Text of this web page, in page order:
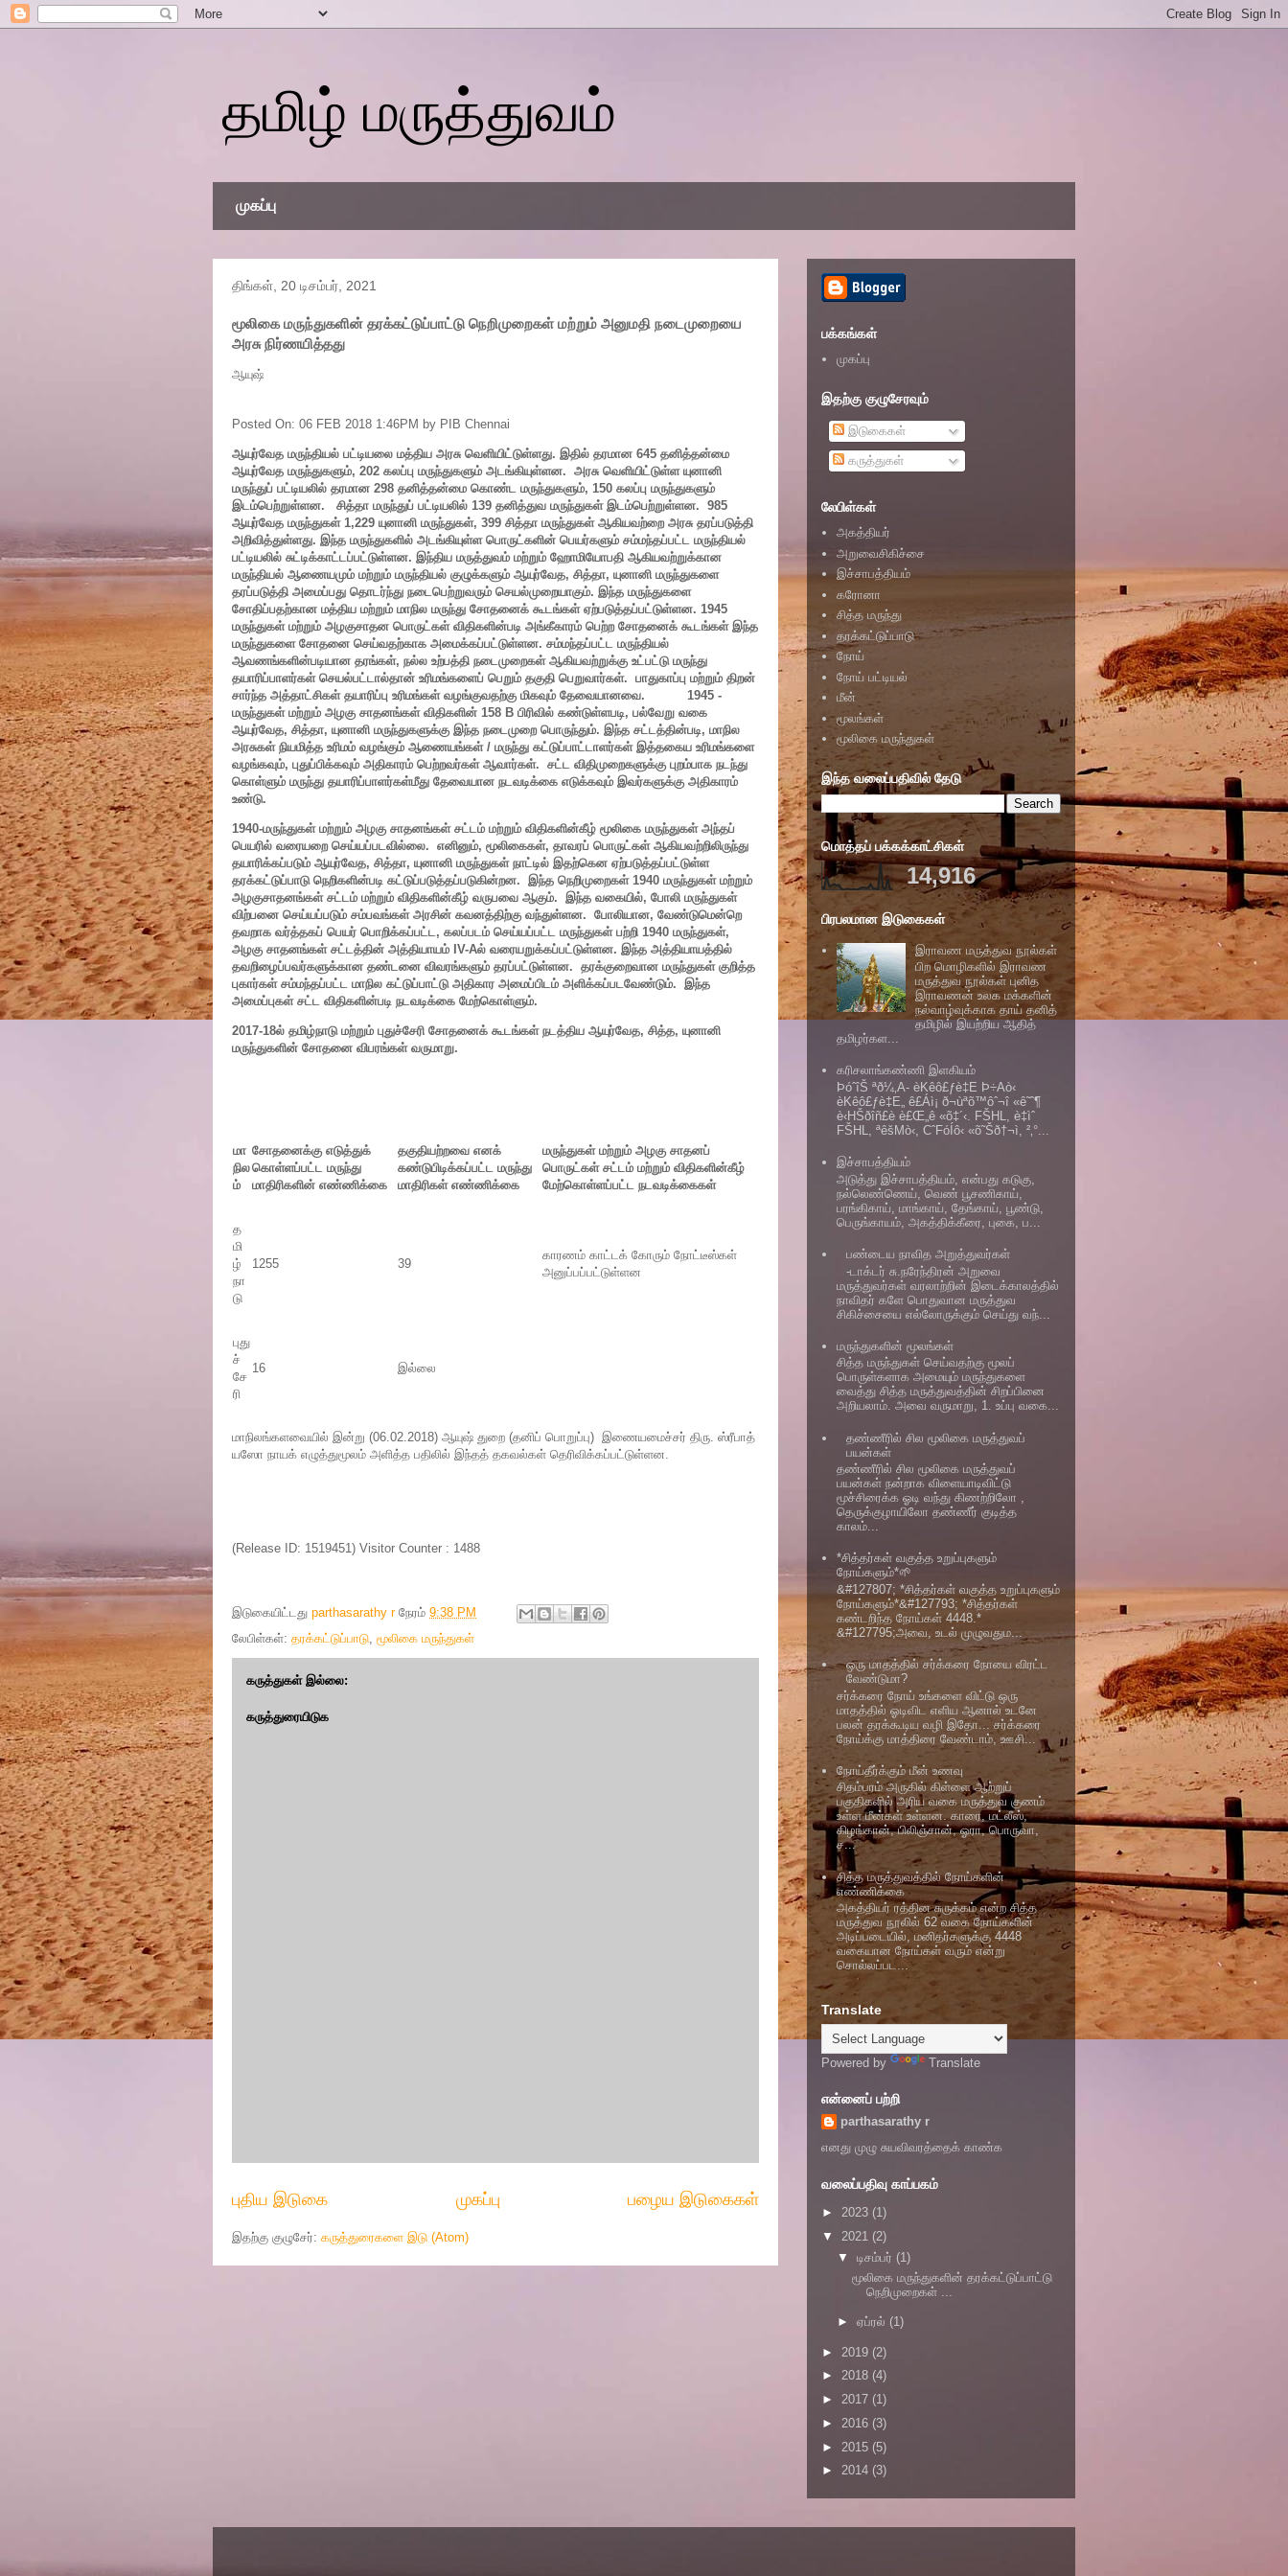
தமிழ் மருத்துவம்
முகப்பு
திங்கள், 20 டிசம்பர், 2021
மூலிகை மருந்துகளின் தரக்கட்டுப்பாட்டு நெறிமுறைகள் மற்றும் அனுமதி நடைமுறையை
அரசு நிர்ணயித்தது
ஆயுஷ்
Posted On: 06 FEB 2018 1:46PM by PIB Chennai
ஆயுர்வேத மருந்தியல் பட்டியலை மத்திய அரசு வெளியிட்டுள்ளது. இதில் தரமான 645 தனித்தன்மை
ஆயுர்வேத மருந்துகளும், 202 கலப்பு மருந்துகளும் அடங்கியுள்ளன. அரசு வெளியிட்டுள்ள யுனானி
மருந்துப் பட்டியலில் தரமான 298 தனித்தன்மை கொண்ட மருந்துகளும், 150 கலப்பு மருந்துகளும்
இடம்பெற்றுள்ளன. சித்தா மருந்துப் பட்டியலில் 139 தனித்துவ மருந்துகள் இடம்பெற்றுள்ளன. 985
ஆயுர்வேத மருந்துகள் 1,229 யுனானி மருந்துகள், 399 சித்தா மருந்துகள் ஆகியவற்றை அரசு தரப்படுத்தி
அறிவித்துள்ளது. இந்த மருந்துகளில் அடங்கியுள்ள பொருட்களின் பெயர்களும் சம்மந்தப்பட்ட மருந்தியல்
பட்டியலில் சுட்டிக்காட்டப்பட்டுள்ளன. இந்திய மருத்துவம் மற்றும் ஹோமியோபதி ஆகியவற்றுக்கான
மருந்தியல் ஆணையமும் மற்றும் மருந்தியல் குழுக்களும் ஆயுர்வேத, சித்தா, யுனானி மருந்துகளை
தரப்படுத்தி அமைப்பது தொடர்ந்து நடைபெற்றுவரும் செயல்முறையாகும். இந்த மருந்துகளை
சோதிப்பதற்கான மத்திய மற்றும் மாநில மருந்து சோதனைக் கூடங்கள் ஏற்படுத்தப்பட்டுள்ளன. 1945
மருந்துகள் மற்றும் அழகுசாதன பொருட்கள் விதிகளின்படி அங்கீகாரம் பெற்ற சோதனைக் கூடங்கள் இந்த
மருந்துகளை சோதனை செய்வதற்காக அமைக்கப்பட்டுள்ளன. சம்மந்தப்பட்ட மருந்தியல்
ஆவணங்களின்படியான தரங்கள், நல்ல உற்பத்தி நடைமுறைகள் ஆகியவற்றுக்கு உட்பட்டு மருந்து
தயாரிப்பாளர்கள் செயல்பட்டால்தான் உரிமங்களைப் பெறும் தகுதி பெறுவார்கள். பாதுகாப்பு மற்றும் திறன்
சார்ந்த அத்தாட்சிகள் தயாரிப்பு உரிமங்கள் வழங்குவதற்கு மிகவும் தேவையானவை. 1945 -
மருந்துகள் மற்றும் அழகு சாதனங்கள் விதிகளின் 158 B பிரிவில் கண்டுள்ளபடி, பல்வேறு வகை
ஆயுர்வேத, சித்தா, யுனானி மருந்துகளுக்கு இந்த நடைமுறை பொருந்தும். இந்த சட்டத்தின்படி, மாநில
அரசுகள் நியமித்த உரிமம் வழங்கும் ஆணையங்கள் / மருந்து கட்டுப்பாட்டாளர்கள் இத்தகைய உரிமங்களை
வழங்கவும், புதுப்பிக்கவும் அதிகாரம் பெற்றவர்கள் ஆவார்கள். சட்ட விதிமுறைகளுக்கு புறம்பாக நடந்து
கொள்ளும் மருந்து தயாரிப்பாளர்கள்மீது தேவையான நடவடிக்கை எடுக்கவும் இவர்களுக்கு அதிகாரம்
உண்டு.
1940-மருந்துகள் மற்றும் அழகு சாதனங்கள் சட்டம் மற்றும் விதிகளின்கீழ் மூலிகை மருந்துகள் அந்தப்
பெயரில் வரையறை செய்யப்படவில்லை. எனினும், மூலிகைகள், தாவரப் பொருட்கள் ஆகியவற்றிலிருந்து
தயாரிக்கப்படும் ஆயுர்வேத, சித்தா, யுனானி மருந்துகள் நாட்டில் இதற்கென ஏற்படுத்தப்பட்டுள்ள
தரக்கட்டுப்பாடு நெறிகளின்படி கட்டுப்படுத்தப்படுகின்றன. இந்த நெறிமுறைகள் 1940 மருந்துகள் மற்றும்
அழகுசாதனங்கள் சட்டம் மற்றும் விதிகளின்கீழ் வருபவை ஆகும். இந்த வகையில், போலி மருந்துகள்
விற்பனை செய்யப்படும் சம்பவங்கள் அரசின் கவனத்திற்கு வந்துள்ளன. போலியான, வேண்டுமென்றெ
தவறாக வர்த்தகப் பெயர் பொறிக்கப்பட்ட, கலப்படம் செய்யப்பட்ட மருந்துகள் பற்றி 1940 மருந்துகள்,
அழகு சாதனங்கள் சட்டத்தின் அத்தியாயம் IV-Aல் வரையறுக்கப்பட்டுள்ளன. இந்த அத்தியாயத்தில்
தவறிழைப்பவர்களுக்கான தண்டனை விவரங்களும் தரப்பட்டுள்ளன. தரக்குறைவான மருந்துகள் குறித்த
புகார்கள் சம்மந்தப்பட்ட மாநில கட்டுப்பாட்டு அதிகார அமைப்பிடம் அளிக்கப்படவேண்டும். இந்த
அமைப்புகள் சட்ட விதிகளின்படி நடவடிக்கை மேற்கொள்ளும்.
2017-18ல் தமிழ்நாடு மற்றும் புதுச்சேரி சோதனைக் கூடங்கள் நடத்திய ஆயுர்வேத, சித்த, யுனானி
மருந்துகளின் சோதனை விபரங்கள் வருமாறு.
மா
நில
ம்
சோதனைக்கு எடுத்துக்
கொள்ளப்பட்ட மருந்து
மாதிரிகளின் எண்ணிக்கை
தகுதியற்றவை எனக்
கண்டுபிடிக்கப்பட்ட மருந்து
மாதிரிகள் எண்ணிக்கை
மருந்துகள் மற்றும் அழகு சாதனப்
பொருட்கள் சட்டம் மற்றும் விதிகளின்கீழ்
மேற்கொள்ளப்பட்ட நடவடிக்கைகள்
த
மி
ழ்
நா
டு
1255 39
காரணம் காட்டக் கோரும் நோட்டீஸ்கள்
அனுப்பப்பட்டுள்ளன
புது
ச்
சே
ரி
16 இல்லை
மாநிலங்களவையில் இன்று (06.02.2018) ஆயுஷ் துறை (தனிப் பொறுப்பு) இணையமைச்சர் திரு. ஸ்ரீபாத்
யஸோ நாயக் எழுத்துமூலம் அளித்த பதிலில் இந்தத் தகவல்கள் தெரிவிக்கப்பட்டுள்ளன.
(Release ID: 1519451) Visitor Counter : 1488
இடுகையிட்டது parthasarathy r நேரம் 9:38 PM
லேபிள்கள்: தரக்கட்டுப்பாடு, மூலிகை மருந்துகள்
கருத்துகள் இல்லை:
கருத்துரையிடுக
புதிய இடுகை பழைய இடுகைகள்
முகப்பு
இதற்கு குழுசேர்: கருத்துரைகளை இடு (Atom)
பக்கங்கள்
முகப்பு
இதற்கு குழுசேரவும்
இடுகைகள்
கருத்துகள்
லேபிள்கள்
அகத்தியர்
அறுவைசிகிச்சை
இச்சாபத்தியம்
கரோனா
சித்த மருந்து
தரக்கட்டுப்பாடு
நோய்
நோய் பட்டியல்
மீன்
மூலங்கள்
மூலிகை மருந்துகள்
இந்த வலைப்பதிவில் தேடு
மொத்தப் பக்கக்காட்சிகள்
14,916
பிரபலமான இடுகைகள்
இராவண மருத்துவ நூல்கள்
பிற மொழிகளில் இராவண
மருத்துவ நூல்கள் புனித
இராவணன் உலக மக்களின்
நல்வாழ்வுக்காக தாய் தனித்
தமிழில் இயற்றிய ஆதித்
தமிழர்கள...
கரிசலாங்கண்ணி இளகியம்
ÞóˆîŠ ªð¼‚A- èKêô£ƒè‡E Þ÷Aò‹
èKêô£ƒè‡E„ ê£Áì¡ ð¬ùªõ™ôˆ¬î «ê˜ˆ¶
è‹HŠðîñ£è è£Œ„ê «õ‡´‹. FŠHL, è‡ìˆ
FŠHL, ªêšMò‹, CˆFóÍô‹ «õ˜Šð†¬ì, ²‚°...
இச்சாபத்தியம்
அடுத்து இச்சாபத்தியம், என்பது கடுகு,
நல்லெண்ணெய், வெண் பூசணிகாய்,
பரங்கிகாய், மாங்காய், தேங்காய், பூண்டு,
பெருங்காயம், அகத்திக்கீரை, புகை, ப...
பண்டைய நாவித அறுத்துவர்கள்
-டாக்டர் சு.நரேந்திரன் அறுவை
மருத்துவர்கள் வரலாற்றின் இடைக்காலத்தில்
நாவிதர் களே பொதுவான மருத்துவ
சிகிச்சையை எல்லோருக்கும் செய்து வந்...
மருந்துகளின் மூலங்கள்
சித்த மருந்துகள் செய்வதற்கு மூலப்
பொருள்களாக அமையும் மருந்துகளை
வைத்து சித்த மருத்துவத்தின் சிறப்பினை
அறியலாம். அவை வருமாறு, 1. உப்பு வகை...
தண்ணீரில் சில மூலிகை மருத்துவப்
பயன்கள்
தண்ணீரில் சில மூலிகை மருத்துவப்
பயன்கள் நன்றாக விளையாடிவிட்டு
மூச்சிரைக்க ஓடி வந்து கிணற்றிலோ ,
தெருக்குழாயிலோ தண்ணீர் குடித்த
காலம்...
*சித்தர்கள் வகுத்த உறுப்புகளும்
நோய்களும்*🌱
&#127807; *சித்தர்கள் வகுத்த உறுப்புகளும்
நோய்களும்*&#127793; *சித்தர்கள்
கண்டறிந்த நோய்கள் 4448.*
&#127795;அவை, உடல் முழுவதும...
ஒரு மாதத்தில் சர்க்கரை நோயை விரட்ட
வேண்டுமா?
சர்க்கரை நோய் உங்களை விட்டு ஒரு
மாதத்தில் ஓடிவிட எளிய ஆனால் உடனே
பலன் தரக்கூடிய வழி இதோ... சர்க்கரை
நோய்க்கு மாத்திரை வேண்டாம், ஊசி...
நோய்தீர்க்கும் மீன் உணவு
சிதம்பரம் அருகில் கிள்ளை ஆற்றுப்
பகுதிகளில் அரிய வகை மருத்துவ குணம்
உள்ள மீன்கள் உள்ளன. காரை, மட்லீஸ்,
கிழங்கான், பிலிஞ்சான், ஓரா, பொருவா,
ச...
சித்த மருத்துவத்தில் நோய்களின்
எண்ணிக்கை
அகத்தியர் ரத்தின சுருக்கம் என்ற சித்த
மருத்துவ நூலில் 62 வகை நோய்களின்
அடிப்படையில், மனிதர்களுக்கு 4448
வகையான நோய்கள் வரும் என்று
சொல்லப்பட...
Translate
Powered by Translate
என்னைப் பற்றி
parthasarathy r
எனது முழு சுயவிவரத்தைக் காண்க
வலைப்பதிவு காப்பகம்
► 2023 (1)
▼ 2021 (2)
▼ டிசம்பர் (1)
மூலிகை மருந்துகளின் தரக்கட்டுப்பாட்டு
நெறிமுறைகள் ...
► ஏப்ரல் (1)
► 2019 (2)
► 2018 (4)
► 2017 (1)
► 2016 (3)
► 2015 (5)
► 2014 (3)